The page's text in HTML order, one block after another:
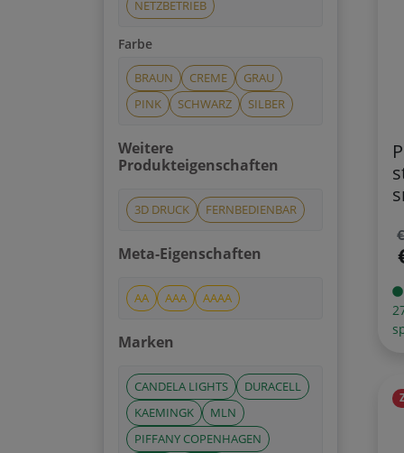
NETZBETRIEB
Farbe
BRAUN CREME
GRAU
PINK
SCHWARZ SILBER
Weitere
Produkteigenschaften
3D DRUCK FERNBEDIENBAR
Meta-Eigenschaften
AA AAA AAAA
Marken
CANDELA LIGHTS
DURACELL
KAEMINGK
MLN
PIFFANY COPENHAGEN